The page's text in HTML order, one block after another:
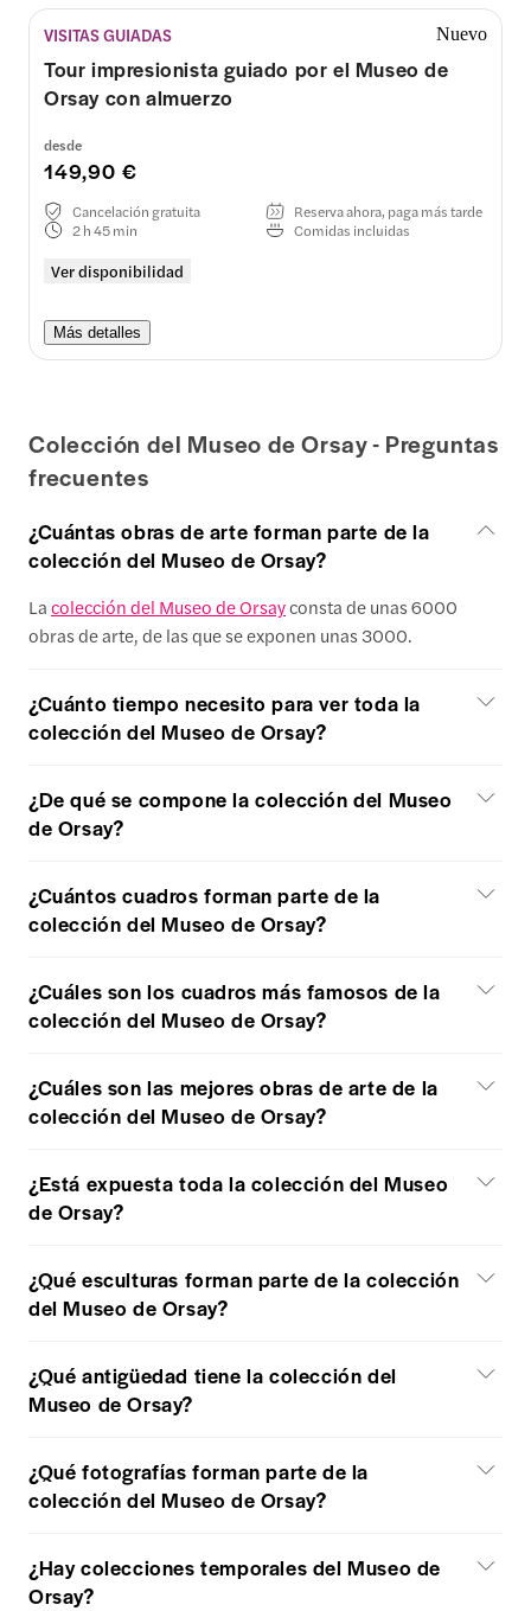
VISITAS GUIADAS Nuevo
Tour impresionista guiado por el Museo de
Orsay con almuerzo
desde
149,90 €
Ver disponibilidad
Cancelación gratuita
Reserva ahora, paga más tarde
2 h 45 min
Comidas incluidas
Más detalles
Colección del Museo de Orsay - Preguntas
frecuentes
¿Cuántas obras de arte forman parte de la
colección del Museo de Orsay?
Lacolección del Museo de Orsayconsta de unas 6000
obras de arte, de las que se exponen unas 3000.
¿Cuánto tiempo necesito para ver toda la
colección del Museo de Orsay?
¿De qué se compone la colección del Museo
de Orsay?
¿Cuántos cuadros forman parte de la
colección del Museo de Orsay?
¿Cuáles son los cuadros más famosos de la
colección del Museo de Orsay?
¿Cuáles son las mejores obras de arte de la
colección del Museo de Orsay?
¿Está expuesta toda la colección del Museo
de Orsay?
¿Qué esculturas forman parte de la colección
del Museo de Orsay?
¿Qué antigüedad tiene la colección del
Museo de Orsay?
¿Qué fotografías forman parte de la
colección del Museo de Orsay?
¿Hay colecciones temporales del Museo de
Orsay?